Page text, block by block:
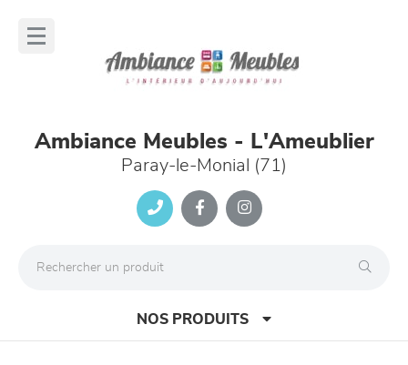
Ambiance Meubles - L'Ameublier
Paray-le-Monial (71)
NOS PRODUITS